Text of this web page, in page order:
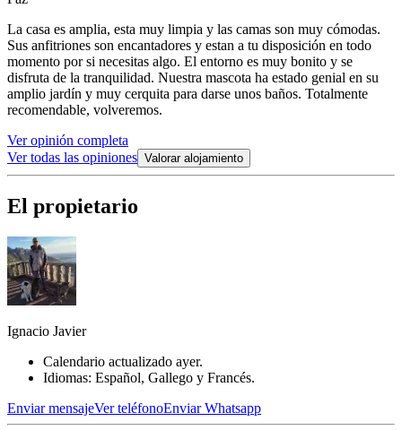
La casa es amplia, esta muy limpia y las camas son muy cómodas.
Sus anfitriones son encantadores y estan a tu disposición en todo
momento por si necesitas algo. El entorno es muy bonito y se
disfruta de la tranquilidad. Nuestra mascota ha estado genial en su
amplio jardín y muy cerquita para darse unos baños. Totalmente
recomendable, volveremos.
Ver opinión completa
Ver todas las opiniones Valorar alojamiento
El propietario
Ignacio Javier
Calendario actualizado ayer.
Idiomas: Español, Gallego y Francés.
Enviar mensajeVer teléfonoEnviar Whatsapp